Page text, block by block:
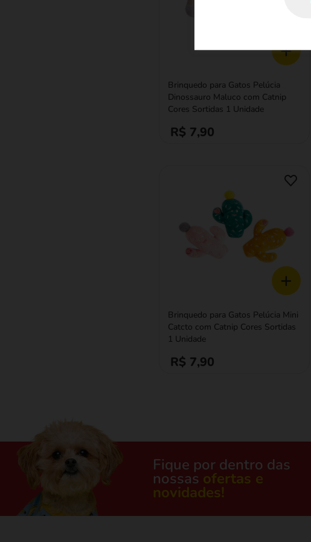
+
Brinquedo para Gatos Pelúcia
Dinossauro Maluco com Catnip
Cores Sortidas 1 Unidade
R$ 7,90
+
Brinquedo para Gatos Pelúcia Mini
Catcto com Catnip Cores Sortidas
1 Unidade
R$ 7,90
Fique por dentro das
nossas ofertas e
novidades!